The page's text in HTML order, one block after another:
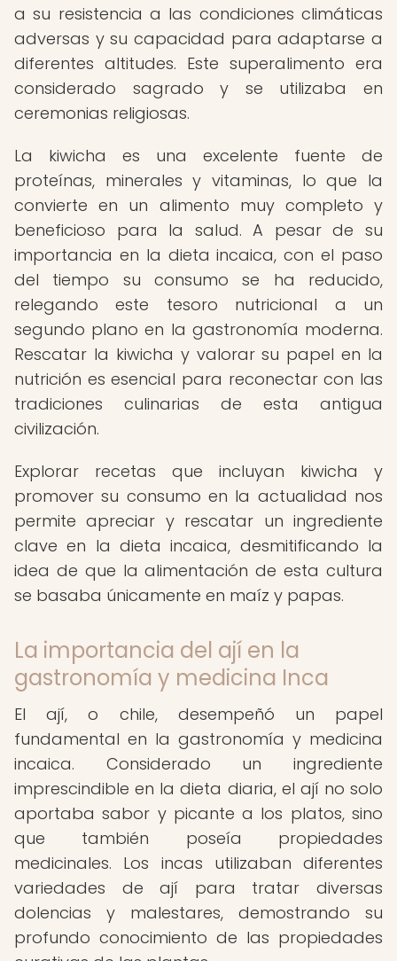
a su resistencia a las condiciones climáticas
adversas y su capacidad para adaptarse a
diferentes altitudes. Este superalimento era
considerado sagrado y se utilizaba en
ceremonias religiosas.
La kiwicha es una excelente fuente de
proteínas, minerales y vitaminas, lo que la
convierte en un alimento muy completo y
beneficioso para la salud. A pesar de su
importancia en la dieta incaica, con el paso
del tiempo su consumo se ha reducido,
relegando este tesoro nutricional a un
segundo plano en la gastronomía moderna.
Rescatar la kiwicha y valorar su papel en la
nutrición es esencial para reconectar con las
tradiciones culinarias de esta antigua
civilización.
Explorar recetas que incluyan kiwicha y
promover su consumo en la actualidad nos
permite apreciar y rescatar un ingrediente
clave en la dieta incaica, desmitificando la
idea de que la alimentación de esta cultura
se basaba únicamente en maíz y papas.
La importancia del ají en la
gastronomía y medicina Inca
El ají, o chile, desempeñó un papel
fundamental en la gastronomía y medicina
incaica. Considerado un ingrediente
imprescindible en la dieta diaria, el ají no solo
aportaba sabor y picante a los platos, sino
que también poseía propiedades
medicinales. Los incas utilizaban diferentes
variedades de ají para tratar diversas
dolencias y malestares, demostrando su
profundo conocimiento de las propiedades